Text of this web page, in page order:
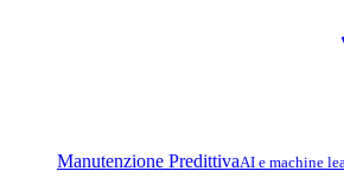
Manutenzione PredittivaAI e machine